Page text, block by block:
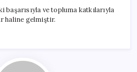
ve topluma katkılarıyla
haline gelmiştir.